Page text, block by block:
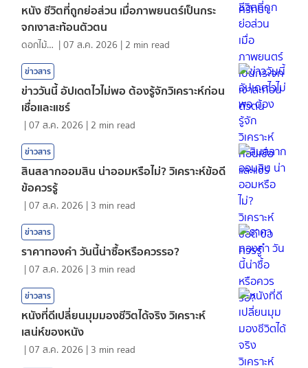
หนัง ชีวิตที่ถูกย่อส่วน เมื่อภาพยนตร์เป็นกระ
จกเงาสะท้อนตัวตน
ดอกไม้กับสายน้ำ |07 ส.ค. 2026 | 2 min read
ข่าวสาร
ข่าววันนี้ อัปเดตไวไม่พอ ต้องรู้จักวิเคราะห์ก่อน
เชื่อและแชร์
|07 ส.ค. 2026 | 2 min read
ข่าวสาร
สินสลากออมสิน น่าออมหรือไม่? วิเคราะห์ข้อดี
ข้อควรรู้
|07 ส.ค. 2026 | 3 min read
ข่าวสาร
ราคาทองคํา วันนี้น่าซื้อหรือควรรอ?
|07 ส.ค. 2026 | 3 min read
ข่าวสาร
หนังที่ดีเปลี่ยนมุมมองชีวิตได้จริง วิเคราะห์
เสน่ห์ของหนัง
|07 ส.ค. 2026 | 3 min read